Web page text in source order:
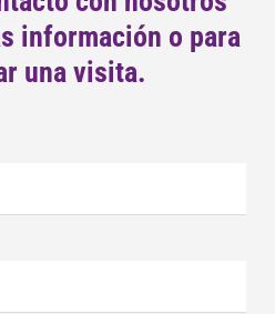
información o para
una visita.